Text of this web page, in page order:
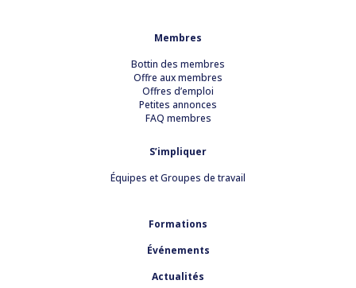
Membres
Bottin des membres
Offre aux membres
Offres d’emploi
Petites annonces
FAQ membres
S’impliquer
Équipes et Groupes de travail
Formations
Événements
Actualités